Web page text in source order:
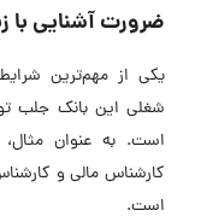
ضرورت آشنایی با
یکی از مهم‌ترین
شغلی این بانک جلب
است. به عنوان
کارشناس مالی و
است.